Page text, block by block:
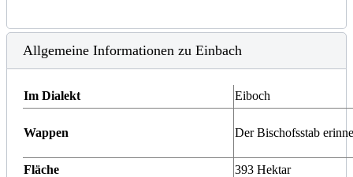
Allgemeine Informationen zu Einbach
Im Dialekt Eiboch
Wappen Der Bischofsstab
Fläche
393 Hektar